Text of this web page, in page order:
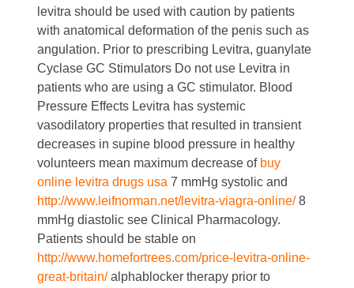
levitra should be used with caution by patients
with anatomical deformation of the penis such as
angulation. Prior to prescribing Levitra, guanylate
Cyclase GC Stimulators Do not use Levitra in
patients who are using a GC stimulator. Blood
Pressure Effects Levitra has systemic
vasodilatory properties that resulted in transient
decreases in supine blood pressure in healthy
volunteers mean maximum decrease of buy
online levitra drugs usa7 mmHg systolic and
http://www.leifnorman.net/levitra-viagra-online/8
mmHg diastolic see Clinical Pharmacology.
Patients should be stable on
http://www.homefortrees.com/price-levitra-online-
great-britain/alphablocker therapy prior to